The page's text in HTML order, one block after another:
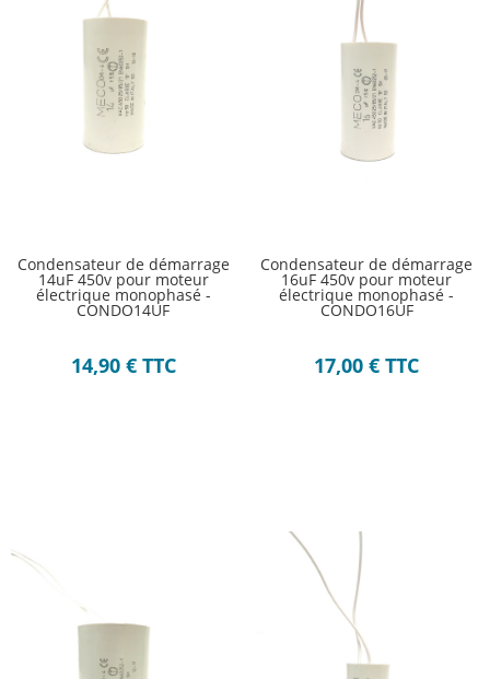
Condensateur de démarrage
14uF 450v pour moteur
électrique monophasé -
CONDO14UF
14,90 € TTC
Condensateur de démarrage
16uF 450v pour moteur
électrique monophasé -
CONDO16UF
17,00€ TTC